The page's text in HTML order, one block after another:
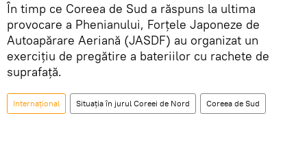
În timp ce Coreea de Sud a răspuns la ultima
provocare a Phenianului, Forțele Japoneze de
Autoapărare Aeriană (JASDF) au organizat un
exercițiu de pregătire a bateriilor cu rachete de
suprafață.
Internaţional Situația în jurul Coreei de Nord Coreea de Sud